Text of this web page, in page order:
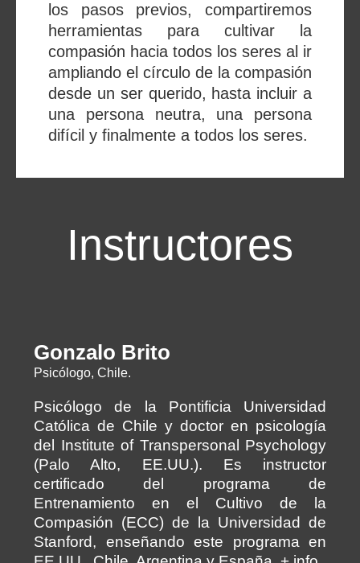
los pasos previos, compartiremos
herramientas para cultivar la
compasión hacia todos los seres al ir
ampliando el círculo de la compasión
desde un ser querido, hasta incluir a
una persona neutra, una persona
difícil y finalmente a todos los seres.
Instructores
Gonzalo Brito
Psicólogo, Chile.
Psicólogo de la Pontificia Universidad
Católica de Chile y doctor en psicología
del Institute of Transpersonal Psychology
(Palo Alto, EE.UU.). Es instructor
certificado del programa de
Entrenamiento en el Cultivo de la
Compasión (ECC) de la Universidad de
Stanford, enseñando este programa en